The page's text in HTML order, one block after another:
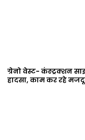
ग्रेनो वेस्ट- कंस्ट्रक्शन
हादसा, काम कर रहे